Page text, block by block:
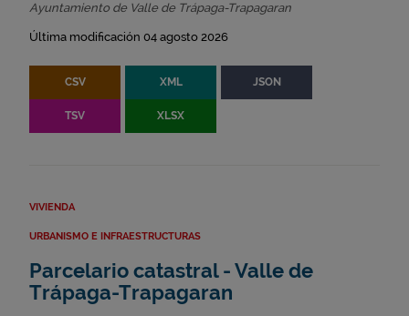
Ayuntamiento de Valle de Trápaga-Trapagaran
Última modificación 04 agosto 2026
CSV XML JSON
TSV XLSX
VIVIENDA
URBANISMO E INFRAESTRUCTURAS
Parcelario catastral - Valle de
Trápaga-Trapagaran